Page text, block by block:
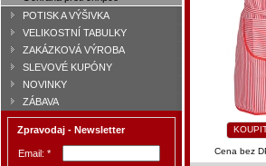
POTISK A VÝŠIVKA
VELIKOSTNÍ TABULKY
ZAKÁZKOVÁ VÝROBA
SLEVOVÉ KUPÓNY
NOVINKY
ZÁBAVA
Zpravodaj - Newsletter
Email: *
Cena bez